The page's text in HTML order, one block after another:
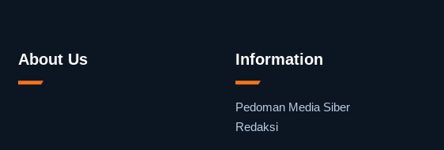
About Us Information
Pedoman Media Siber
Redaksi